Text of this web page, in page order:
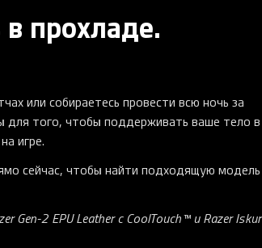
прохладе.
или собираетесь провести всю ночь за
для того, чтобы поддерживать ваше тело в
игре.
сейчас, чтобы найти подходящую модель
Gen-2 EPU Leather с CoolTouch™ и Razer Iskur